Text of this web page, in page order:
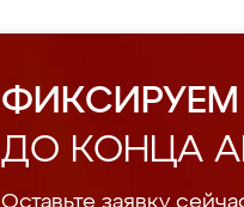
ФИКСИРУЕМ
ДО КОНЦА
Оставьте заявку